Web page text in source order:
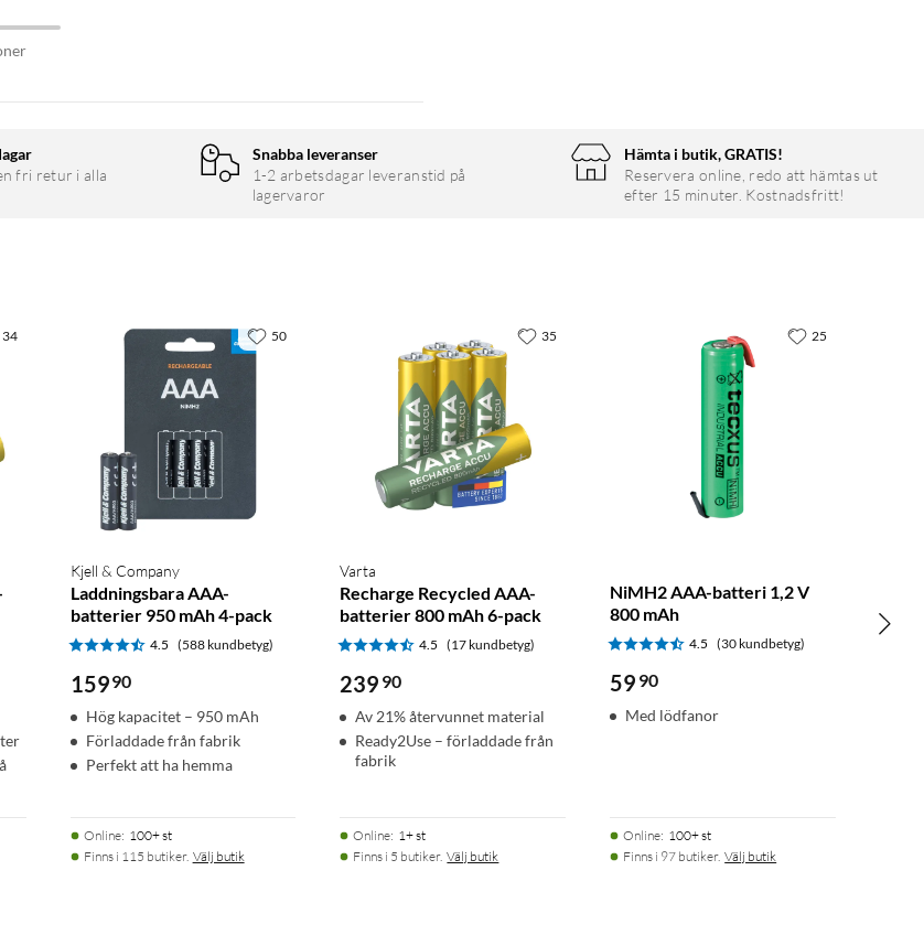
fri retur i alla
Snabba leveranser
1-2 arbetsdagar leveranstid på
lagervaror
Hämta i butik, GRATIS!
Reservera online, redo att hämtas ut
efter 15 minuter. Kostnadsfritt!
34
Kjell & Company
Laddningsbara AAA-
batterier 950 mAh 4-pack
4.5 (588 kundbetyg)
15990
Hög kapacitet – 950 mAh
Förladdade från fabrik
Perfekt att ha hemma
Online: 100+ st
Finns i 115 butiker. Välj butik
50
Varta
Recharge Recycled AAA-
batterier 800 mAh 6-pack
4.5 (17 kundbetyg)
239 90
Av 21% återvunnet material
Ready2Use – förladdade från
fabrik
Online: 1+ st
Finns i 5 butiker. Välj butik
35
NiMH2 AAA-batteri 1,2 V
800 mAh
4.5 (30 kundbetyg)
59 90
Med lödfanor
Online: 100+ st
Finns i 97 butiker. Välj butik
25